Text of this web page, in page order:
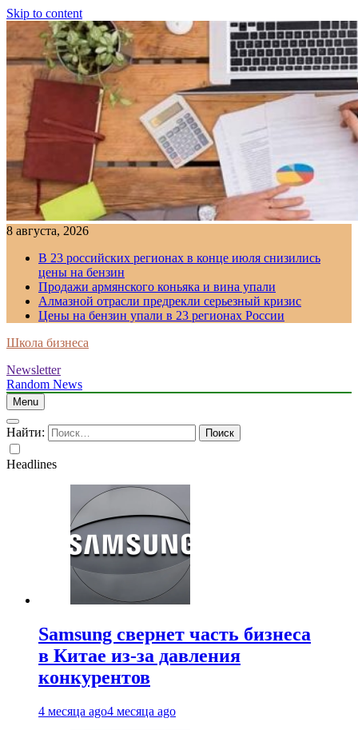
Skip to content
8 августа, 2026
В 23 российских регионах в конце июля снизились
цены на бензин
Продажи армянского коньяка и вина упали
Алмазной отрасли предрекли серьезный кризис
Цены на бензин упали в 23 регионах России
Школа бизнеса
Newsletter
Random News
Menu
Найти:
Headlines
Samsung свернет часть бизнеса
в Китае из-за давления
конкурентов
4 месяца ago4 месяца ago